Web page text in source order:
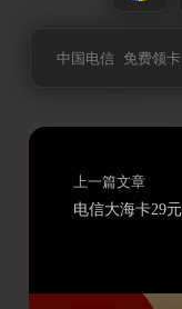
中国电信 免费领卡
上一篇文章